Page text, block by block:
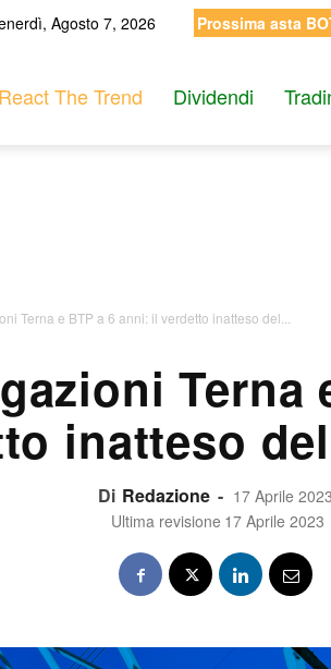
Agosto 7, 2026 Prossima asta
React The Trend Dividendi
Terna e BTP a 6 anni: il verdetto inatteso del...
Terna
inatteso
Di Redazione - 17 Aprile 2023
Ultima revisione 17 Aprile 2023